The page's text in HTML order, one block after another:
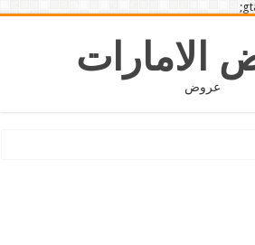
الامارات
عروض